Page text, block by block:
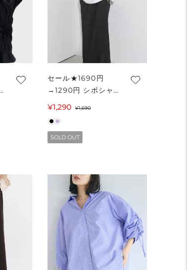
セール★1690円
→1290円 シボシャ
ーリングIラインスカ
ート レディース メ
ール便不可 coca コ
カ
¥1,290 セ
ル
価
通
価
格
¥1,690
SOLD OUT